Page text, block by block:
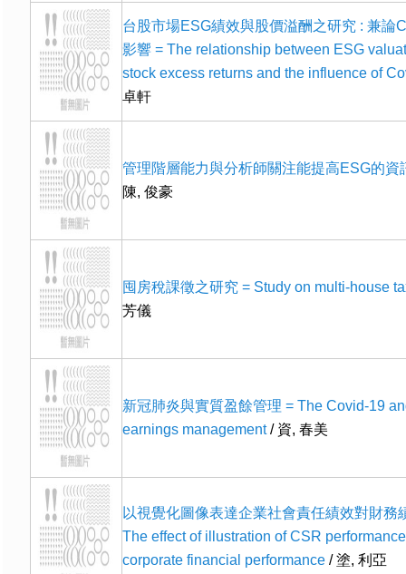
台股市場ESG績效與股價溢酬之研究 : 兼論
影響 = The relationship between ESG
stock excess returns and the influence of
卓軒
管理階層能力與分析師關注能提高ESG的資
陳, 俊豪
囤房稅課徵之研究 = Study on multi-house
芳儀
新冠肺炎與實質盈餘管理 = The Covid-19
earnings management/ 資, 春美
以視覺化圖像表達企業社會責任績效對財務
The effect of illustration of CSR
corporate financial performance / 塗, 利亞